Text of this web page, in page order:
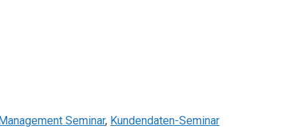
Seminar, Kundendaten-Seminar